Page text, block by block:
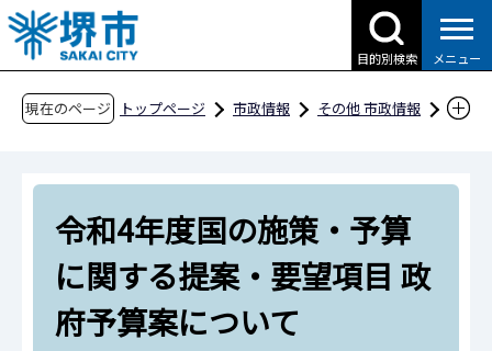
こ
の
ペ
目的別検索 メニュー
現在のページ トップページ 市政情報
その他 市政情報
令和3年度 新型コロナウイルス感染症対策に
関する要望 及び 令和4年度国の施策・予算
に関する提案・要望について
令和4年度国の施策・予算に関する提案・要望
項目 政府予算案について
令和4年度国の施策・予算
に関する提案・要望項目 政
府予算案について